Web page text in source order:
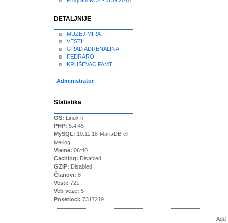
DETALJNIJE
MUZEJ MIRA
VESTI
GRAD ADRENALINA
FEDRARO
KRUŠEVAC PAMTI
Administrator
Statistika
OS: Linux h
PHP: 5.4.45
MySQL: 10.11.18-MariaDB-cll-
lve-log
Vreme: 06:40
Caching: Disabled
GZIP: Disabled
Članovi: 8
Vesti: 721
Veb veze: 5
Posetioci: 7317219
Add